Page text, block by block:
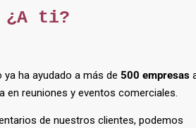
¿A ti?
ha ayudado a más de 500 empresas
en reuniones y eventos comerciales.
de nuestros clientes, podemos